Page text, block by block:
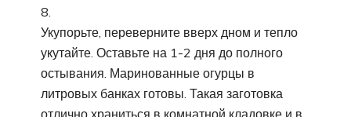
Укупорьте, переверните вверх дном и тепло
укутайте. Оставьте на 1-2 дня до полного
остывания. Маринованные огурцы в
литровых банках готовы. Такая заготовка
отлично храниться в комнатной кладовке и в